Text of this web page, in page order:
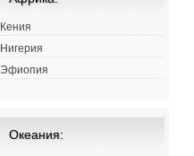
Кения
Нигерия
Эфиопия
Океания: